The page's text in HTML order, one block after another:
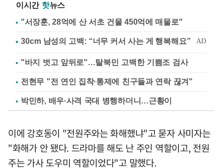
이시간 핫뉴스
"서장훈, 28억에 산 서초 건물 450억에 매물로"
"바지 벗고 앞뒤로"…탈북민 고백한 기쁨조 검사
전현무 "전 연인 집착·통제에 친구들과 연락 끊겨"
박민하, 배우·사격 국대 병행하더니…근황이
이에 강호동이 "전원주와는 화해했냐"고 묻자 사미자는
"화해가 안 됐다. 드라마를 해도 난 주인 역할이고, 전원
주는 가사 도우미 역할이었다"고 말했다.